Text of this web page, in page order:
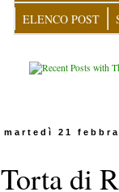
ELENCO POST
martedì 21
Torta di